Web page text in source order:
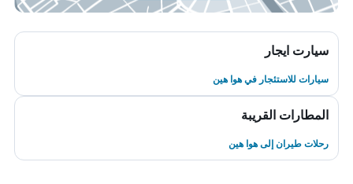
سيارت ايجار
سيارات للاستئجار في هوا هين
المطارات القريبة
رحلات طيران إلى هوا هين